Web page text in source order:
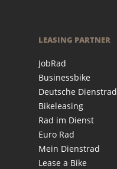
LEASING PARTNER
JobRad
Businessbike
Deutsche Dienstrad
Bikeleasing
Rad im Dienst
Euro Rad
Mein Dienstrad
Lease a Bike